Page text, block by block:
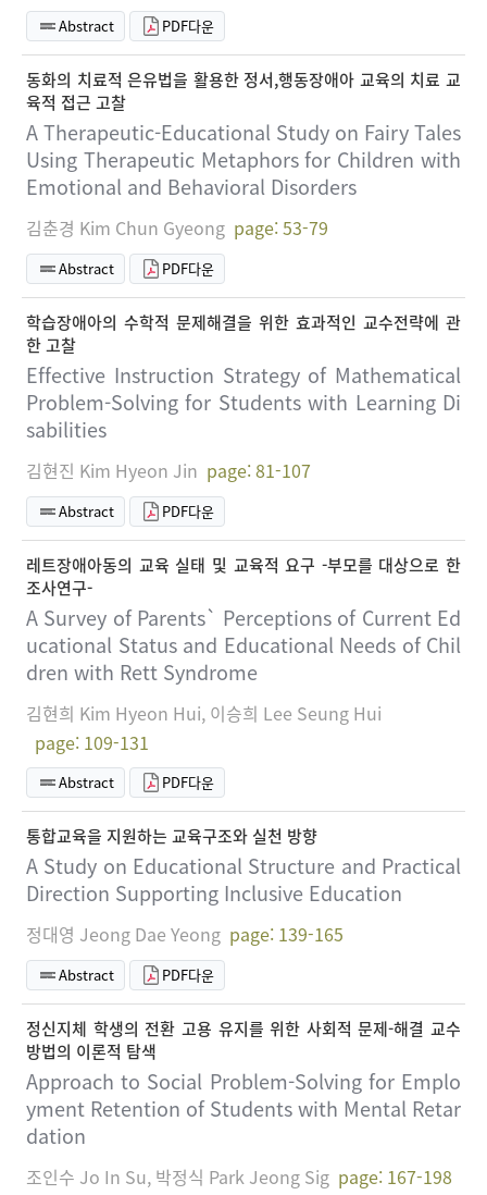
Abstract PDF다운
동화의 치료적 은유법을 활용한 정서,행동장애아 교육의 치료 교
육적 접근 고찰
A Therapeutic-Educational Study on Fairy Tales
Using Therapeutic Metaphors for Children with
Emotional and Behavioral Disorders
김춘경 Kim Chun Gyeong page: 53-79
Abstract PDF다운
학습장애아의 수학적 문제해결을 위한 효과적인 교수전략에 관
한 고찰
Effective Instruction Strategy of Mathematical
Problem-Solving for Students with Learning Di
sabilities
김현진 Kim Hyeon Jin page: 81-107
Abstract PDF다운
레트장애아동의 교육 실태 및 교육적 요구 -부모를 대상으로 한
조사연구-
A Survey of Parents` Perceptions of Current Ed
ucational Status and Educational Needs of Chil
dren with Rett Syndrome
김현희 Kim Hyeon Hui, 이승희 Lee Seung Hui
page: 109-131
Abstract PDF다운
통합교육을 지원하는 교육구조와 실천 방향
A Study on Educational Structure and Practical
Direction Supporting Inclusive Education
정대영 Jeong Dae Yeong page: 139-165
Abstract PDF다운
정신지체 학생의 전환 고용 유지를 위한 사회적 문제-해결 교수
방법의 이론적 탐색
Approach to Social Problem-Solving for Emplo
yment Retention of Students with Mental Retar
dation
조인수 Jo In Su, 박정식 Park Jeong Sig page: 167-198